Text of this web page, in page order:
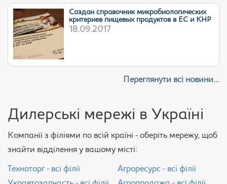
Cоздан справочник микробиологических
критериев пищевых продуктов в ЕС и КНР
18.09.2017
Переглянути всі новини...
Дилерські мережі в Україні
Компанії з філіями по всій країні - оберіть мережу, щоб
знайти відділення у вашому місті:
Техноторг - всі філії
Агроресурс - всі філії